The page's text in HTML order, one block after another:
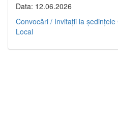
Data: 12.06.2026
Convocări / Invitaţii la şedinţele
Local